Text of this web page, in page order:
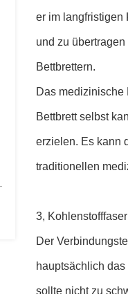
er im langfristigen
und zu
Bettbrettern.
Das medizinische
Bettbrett selbst
erzielen. Es kann
traditionellen
3,
Der
hauptsächlich
sollte nicht zu